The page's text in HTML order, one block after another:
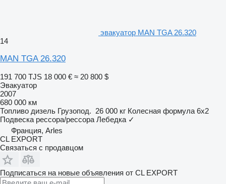
эвакуатор MAN TGA 26.320
14
MAN TGA 26.320
191 700 TJS 18 000 € ≈ 20 800 $
Эвакуатор
2007
680 000 км
Топливо дизель Грузопод. 26 000 кг Колесная формула 6x2
Подвеска рессора/рессора Лебедка ✓
Франция, Arles
CL EXPORT
Связаться с продавцом
Подписаться на новые объявления от CL EXPORT